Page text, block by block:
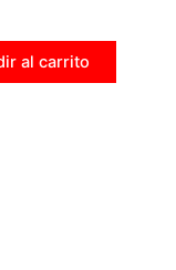
al carrito